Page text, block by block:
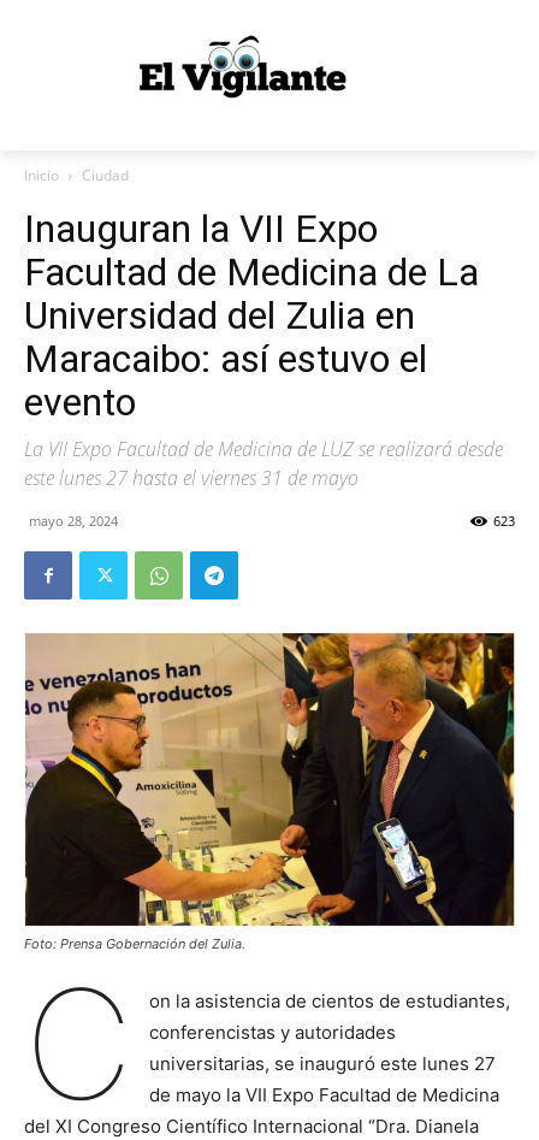
Inicio Ciudad
Inauguran la VII Expo
Facultad de Medicina de La
Universidad del Zulia en
Maracaibo: así estuvo el
evento
La VII Expo Facultad de Medicina de LUZ se realizará desde
este lunes 27 hasta el viernes 31 de mayo
mayo 28, 2024 623
Foto: Prensa Gobernación del Zulia.
C
on la asistencia de cientos de estudiantes,
conferencistas y autoridades
universitarias, se inauguró este lunes 27
de mayo la VII Expo Facultad de Medicina
del XI Congreso Científico Internacional “Dra. Dianela